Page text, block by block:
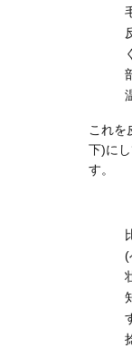
これを
下)に
す。
(